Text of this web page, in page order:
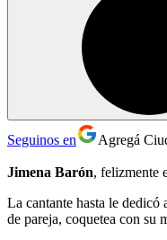
Seguinos en Agregá
Jimena Barón, felizmente
La cantante hasta le dedicó
de pareja, coquetea con su